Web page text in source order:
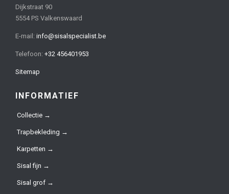
Dijkstraat 90
5554 PS Valkenswaard
E-mail: info@sisalspecialist.be
Telefoon: +32 456401953
Sitemap
INFORMATIEF
Collectie →
Trapbekleding →
Karpetten →
Sisal fijn →
Sisal grof →